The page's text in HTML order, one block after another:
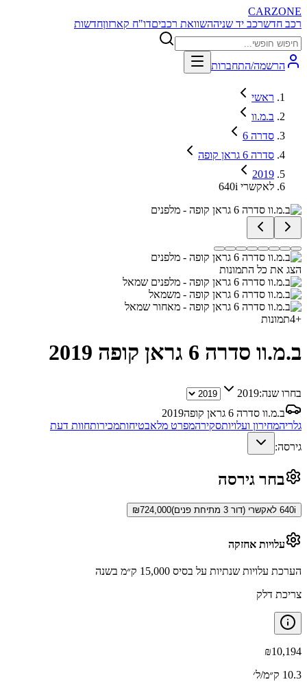
CARZONE
רכב חדשרכב יד שניההשוואת רכביםדו"ח קארזוןחדשות
הרשמה/התחברות
ראשי
ב.מ.וו
סדרה 6
סדרה 6 גראן קופה
2019
640i לאקשרי
הצג את כל התמונות
+
4תמונות
ב.מ.וו סדרה 6 גראן קופה 2019
בחרו שנה:2019
ב.מ.וו סדרה 6 גראן קופה
2019
גלריהמחירון ועלויותסקירהמפרט מלאבטיחותמכירותחוות דעת
גירסה:
בחר גירסה
640i לאקשרי (דור 3 מתיחת פנים) ₪724,000
עלויות אחזקה
הערכת עלויות שנתיות על בסיס 15,000 ק״מ בשנה
צריכת דלק
₪10,194
10.3 ק״מ/ל׳